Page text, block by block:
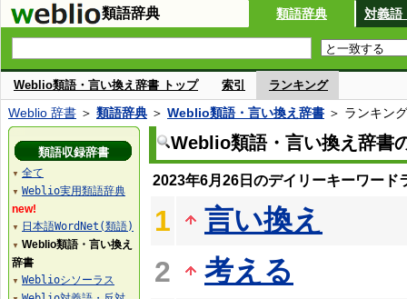
類語辞典 類語辞典 対義語
Weblio類語・言い換え辞書 トップ 索引 ランキング
Weblio 辞書 ＞ 類語辞典 ＞ Weblio類語・言い換え辞書 ＞ ランキング
Weblio類語・言い換え辞書
2023年6月26日のデイリーキーワード
1
言い換え
2
考える
類語収録辞書
▼ 全て
▼ Weblio実用類語辞典
new!
▼ 日本語WordNet(類語)
▼ Weblio類語・言い換え
辞書
▼ Weblioシソーラス